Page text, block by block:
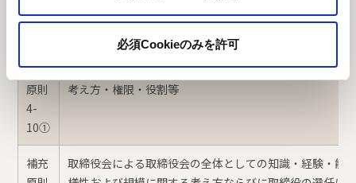
必須Cookieのみを許可
原則
独立社外取締役の独立性判断基準
補充
原則
4-
10①
指名委員会・報酬委員会の設置およびその委員会の構成
考え方・権限・役割等
補充
取締役会による取締役会の全体としての知識・経験・能